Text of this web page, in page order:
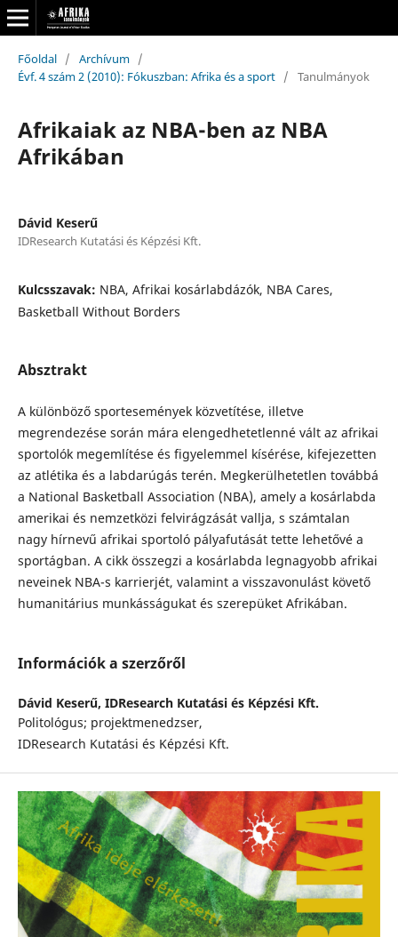
Főoldal / Archívum /
Évf. 4 szám 2 (2010): Fókuszban: Afrika és a sport / Tanulmányok
Afrikaiak az NBA-ben az NBA
Afrikában
Dávid Keserű
IDResearch Kutatási és Képzési Kft.
Kulcsszavak: NBA, Afrikai kosárlabdázók, NBA Cares,
Basketball Without Borders
Absztrakt
A különböző sportesemények közvetítése, illetve
megrendezése során mára elengedhetetlenné vált az afrikai
sportolók megemlítése és figyelemmel kísérése, kifejezetten
az atlétika és a labdarúgás terén. Megkerülhetetlen továbbá
a National Basketball Association (NBA), amely a kosárlabda
amerikai és nemzetközi felvirágzását vallja, s számtalan
nagy hírnevű afrikai sportoló pályafutását tette lehetővé a
sportágban. A cikk összegzi a kosárlabda legnagyobb afrikai
neveinek NBA-s karrierjét, valamint a visszavonulást követő
humanitárius munkásságukat és szerepüket Afrikában.
Információk a szerzőről
Dávid Keserű, IDResearch Kutatási és Képzési Kft.
Politológus; projektmenedzser,
IDResearch Kutatási és Képzési Kft.